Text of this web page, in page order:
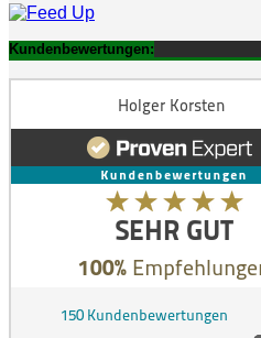
Kundenbewertungen: